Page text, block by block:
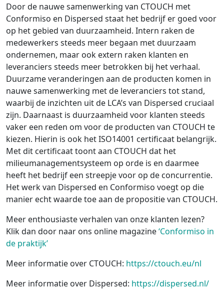
Door de nauwe samenwerking van CTOUCH met
Conformiso en Dispersed staat het bedrijf er goed voor
op het gebied van duurzaamheid. Intern raken de
medewerkers steeds meer begaan met duurzaam
ondernemen, maar ook extern raken klanten en
leveranciers steeds meer betrokken bij het verhaal.
Duurzame veranderingen aan de producten komen in
nauwe samenwerking met de leveranciers tot stand,
waarbij de inzichten uit de LCA’s van Dispersed cruciaal
zijn. Daarnaast is duurzaamheid voor klanten steeds
vaker een reden om voor de producten van CTOUCH te
kiezen. Hierin is ook het ISO14001 certificaat belangrijk.
Met dit certificaat toont aan CTOUCH dat het
milieumanagementsysteem op orde is en daarmee
heeft het bedrijf een streepje voor op de concurrentie.
Het werk van Dispersed en Conformiso voegt op die
manier echt waarde toe aan de propositie van CTOUCH.
Meer enthousiaste verhalen van onze klanten lezen?
Klik dan door naar ons online magazine‘Conformiso in
de praktijk’
Meer informatie over CTOUCH: https://ctouch.eu/nl
Meer informatie over Dispersed: https://dispersed.nl/